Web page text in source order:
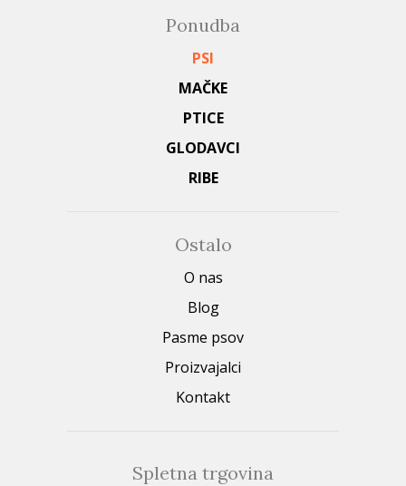
Ponudba
PSI
MAČKE
PTICE
GLODAVCI
RIBE
Ostalo
O nas
Blog
Pasme psov
Proizvajalci
Kontakt
Spletna trgovina